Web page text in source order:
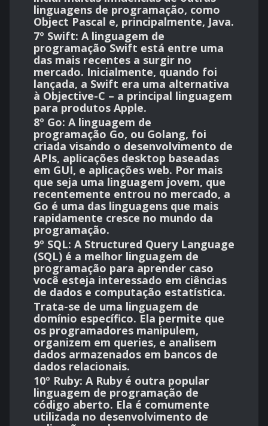
linguagens de programação, como
Object Pascal e, principalmente, Java.
7º Swift: A linguagem de
programação Swift está entre uma
das mais recentes a surgir no
mercado. Inicialmente, quando foi
lançada, a Swift era uma alternativa
à Objective-C – a principal linguagem
para produtos Apple.
8º Go: A linguagem de
programação Go, ou Golang, foi
criada visando o desenvolvimento de
APIs, aplicações desktop baseadas
em GUI, e aplicações web. Por mais
que seja uma linguagem jovem, que
recentemente entrou no mercado, a
Go é uma das linguagens que mais
rapidamente cresce no mundo da
programação.
9º SQL: A Structured Query Language
(SQL) é a melhor linguagem de
programação para aprender caso
você esteja interessado em ciências
de dados e computação estatística.
Trata-se de uma linguagem de
domínio específico. Ela permite que
os programadores manipulem,
organizem em queries, e analisem
dados armazenados em bancos de
dados relacionais.
10º Ruby: A Ruby é outra popular
linguagem de programação de
código aberto. Ela é comumente
utilizada no desenvolvimento de